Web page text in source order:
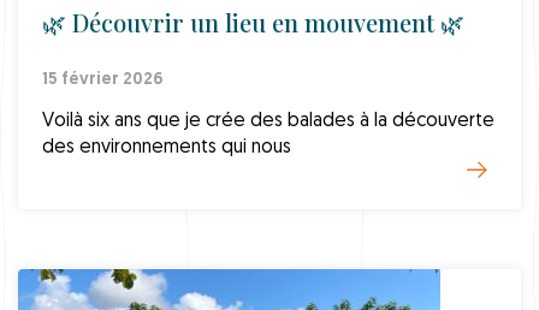
🌿 Découvrir un lieu en mouvement 🌿
15 février 2026
Voilà six ans que je crée des balades à la découverte
des environnements qui nous